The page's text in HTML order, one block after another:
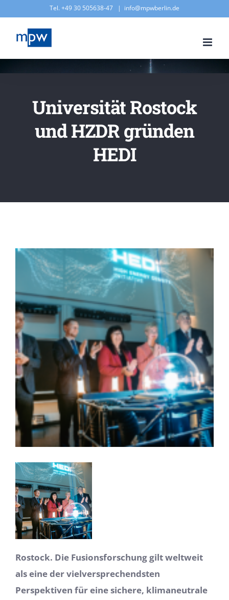
springen
Tel. +49 30 505638-47 | info@mpwberlin.de
Universität Rostock
und HZDR gründen
HEDI
Zeige
grösseres
Rostock. Die Fusionsforschung gilt weltweit
als eine der vielversprechendsten
Perspektiven für eine sichere, klimaneutrale